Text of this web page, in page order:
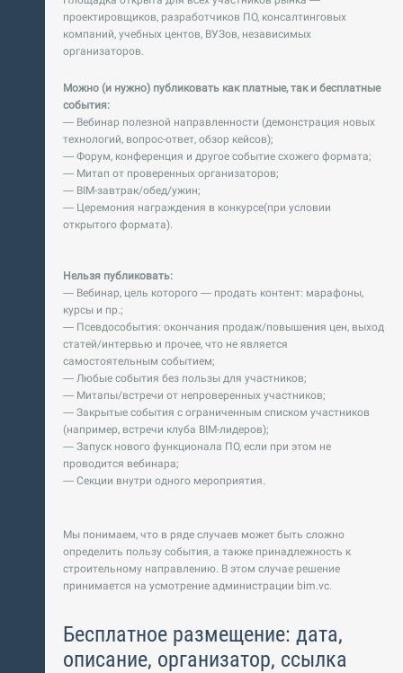
проектировщиков, разработчиков ПО, консалтинговых
компаний, учебных центов, ВУЗов, независимых
организаторов.
Можно (и нужно) публиковать как платные, так и бесплатные
события:
— Вебинар полезной направленности (демонстрация новых
технологий, вопрос-ответ, обзор кейсов);
— Форум, конференция и другое событие схожего формата;
— Митап от проверенных организаторов;
— BIM-завтрак/обед/ужин;
— Церемония награждения в конкурсе(при условии
открытого формата).
Нельзя публиковать:
— Вебинар, цель которого — продать контент: марафоны,
курсы и пр.;
— Псевдособытия: окончания продаж/повышения цен, выход
статей/интервью и прочее, что не является
самостоятельным событием;
— Любые события без пользы для участников;
— Митапы/встречи от непроверенных участников;
— Закрытые события с ограниченным списком участников
(например, встречи клуба BIM-лидеров);
— Запуск нового функционала ПО, если при этом не
проводится вебинара;
— Секции внутри одного мероприятия.
Мы понимаем, что в ряде случаев может быть сложно
определить пользу события, а также принадлежность к
строительному направлению. В этом случае решение
принимается на усмотрение администрации bim.vc.
Бесплатное размещение: дата,
описание, организатор, ссылка